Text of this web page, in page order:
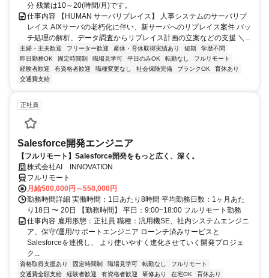
分 残業は10～20(時間/月)です。
仕事内容 【HUMAN サーバリプレイス】 人事システムのサーバリプ
レイス AIXサーバの老朽化に伴い、新サーバへのリプレイス案件 バッ
チ処理の解析、データ調査からリプレイス計画の立案などの支援 ＼...
主婦・主夫歓迎 フリーター歓迎 産休・育休取得実績あり 短期
学歴不問
即日勤務OK
固定時間制 職場見学可 平日のみOK 転勤なし
フルリモート
経験者歓迎
有資格者歓迎 職種変更なし 社会保険完備 ブランクOK
育休あり
交通費支給
正社員
Salesforce開発エンジニア
【フルリモート】Salesforce開発をもっと広く、深く。
株式会社AI INNOVATION
フルリモート
月給500,000円～550,000円
勤務時間詳細 実働時間：1日あたり8時間 平均勤務日数：1ヶ月あた
り18日 〜 20日 【勤務時間】 平日：9:00~18:00 フルリモート勤務
仕事内容 雇用形態：正社員 職種：汎用機SE、社内システムエンジニ
ア、保守/運用/サポートエンジニア ローンチ済みサービスと
Salesforceを連携し、 より使いやすく進化させていく開発プロジェ
ク...
資格取得支援あり 固定時間制 職場見学可 転勤なし
フルリモート
交通費全額支給
経験者歓迎 有資格者歓迎 研修あり 在宅OK
育休あり